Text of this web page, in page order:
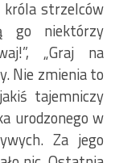
króla strzelców
go niektórzy
„Graj na
Nie zmienia to
tajemniczy
urodzonego w
Za jego